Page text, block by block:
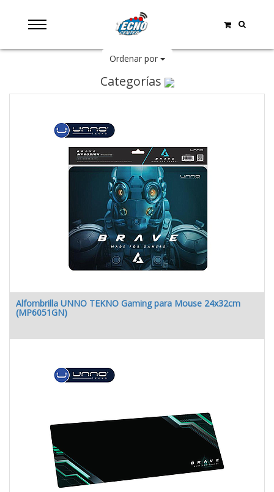
Ordenar por
Categorías
Alfombrilla UNNO TEKNO Gaming para Mouse 24x32cm
(MP6051GN)